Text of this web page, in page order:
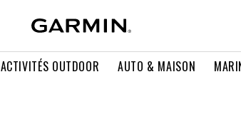
ACTIVITÉS OUTDOOR AUTO & MAISON